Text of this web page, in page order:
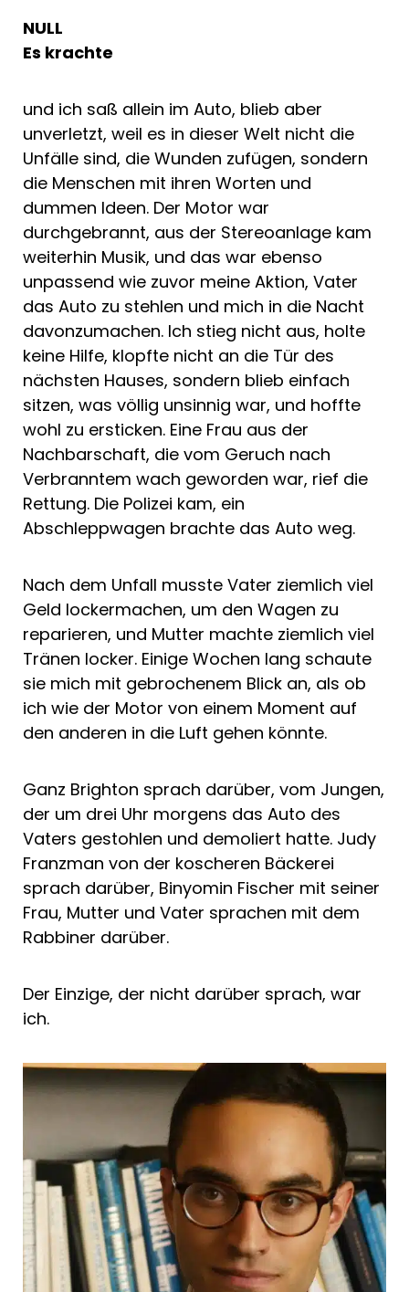
NULL
Es krachte
und ich saß allein im Auto, blieb aber
unverletzt, weil es in dieser Welt nicht die
Unfälle sind, die Wunden zufügen, sondern
die Menschen mit ihren Worten und
dummen Ideen. Der Motor war
durchgebrannt, aus der Stereoanlage kam
weiterhin Musik, und das war ebenso
unpassend wie zuvor meine Aktion, Vater
das Auto zu stehlen und mich in die Nacht
davonzumachen. Ich stieg nicht aus, holte
keine Hilfe, klopfte nicht an die Tür des
nächsten Hauses, sondern blieb einfach
sitzen, was völlig unsinnig war, und hoffte
wohl zu ersticken. Eine Frau aus der
Nachbarschaft, die vom Geruch nach
Verbranntem wach geworden war, rief die
Rettung. Die Polizei kam, ein
Abschleppwagen brachte das Auto weg.
Nach dem Unfall musste Vater ziemlich viel
Geld lockermachen, um den Wagen zu
reparieren, und Mutter machte ziemlich viel
Tränen locker. Einige Wochen lang schaute
sie mich mit gebrochenem Blick an, als ob
ich wie der Motor von einem Moment auf
den anderen in die Luft gehen könnte.
Ganz Brighton sprach darüber, vom Jungen,
der um drei Uhr morgens das Auto des
Vaters gestohlen und demoliert hatte. Judy
Franzman von der koscheren Bäckerei
sprach darüber, Binyomin Fischer mit seiner
Frau, Mutter und Vater sprachen mit dem
Rabbiner darüber.
Der Einzige, der nicht darüber sprach, war
ich.